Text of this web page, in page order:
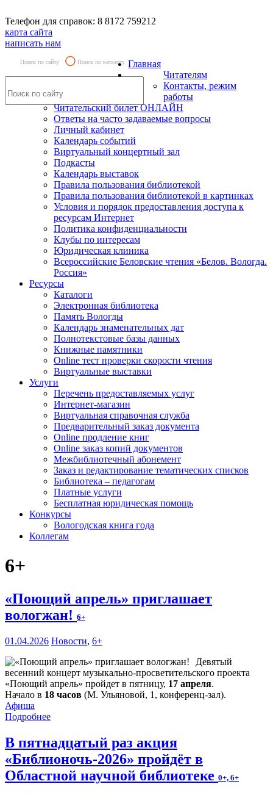
Телефон для справок: 8 8172 759212
карта сайта
написать нам
Поиск по сайту Поиск по каталогу Главная
Читателям
Контакты, режим
работы
Читательский билет ОНЛАЙН
Ответы на часто задаваемые вопросы
Личный кабинет
Календарь событий
Виртуальный концертный зал
Подкасты
Календарь выставок
Правила пользования библиотекой
Правила пользования библиотекой в картинках
Условия и порядок предоставления доступа к
ресурсам Интернет
Политика конфиденциальности
Клубы по интересам
Юридическая клиника
Всероссийские Беловские чтения «Белов. Вологда.
Россия»
Ресурсы
Каталоги
Электронная библиотека
Память Вологды
Календарь знаменательных дат
Полнотекстовые базы данных
Книжные памятники
Online тест проверки скорости чтения
Виртуальные выставки
Услуги
Перечень предоставляемых услуг
Интернет-магазин
Виртуальная справочная служба
Предварительный заказ документа
Online продление книг
Online заказ копий документов
Межбиблиотечный абонемент
Заказ и редактирование тематических списков
Библиотека – педагогам
Платные услуги
Бесплатная юридическая помощь
Конкурсы
Вологодская книга года
Коллегам
6+
«Поющий апрель» приглашает
вологжан! 6+
01.04.2026 Новости, 6+
Девятый
весенний концерт музыкально-просветительского проекта
«Поющий апрель» пройдет в пятницу, 17 апреля.
Начало в 18 часов (М. Ульяновой, 1, конференц-зал).
Афиша
Подробнее
В пятнадцатый раз акция
«Библионочь-2026» пройдёт в
Областной научной библиотеке 0+, 6+